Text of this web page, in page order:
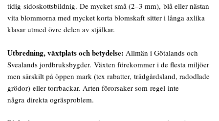
tidig sidoskottsbildnig. De mycket små (2–3 mm), blå eller nästan
vita blommorna med mycket korta blomskaft sitter i långa axlika
klasar utmed övre delen av stjälkar.
Utbredning, växtplats och betydelse: Allmän i Götalands och
Svealands jordbruksbygder. Växten förekommer i de flesta miljöer
men särskilt på öppen mark (tex rabatter, trädgårdsland, radodlade
grödor) eller torrbackar. Arten förorsaker som regel inte
några direkta ogräsproblem.